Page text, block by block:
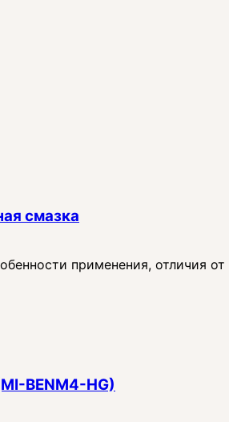
смазка
применения, отличия
BENM4-HG)